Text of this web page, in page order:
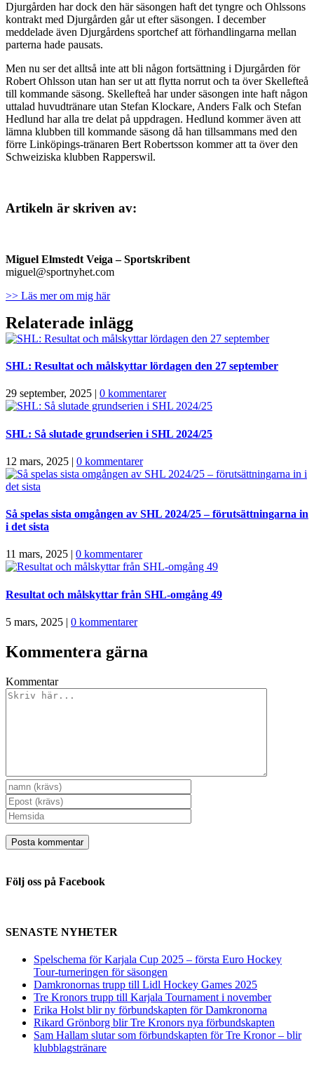
Djurgården har dock den här säsongen haft det tyngre och Ohlssons
kontrakt med Djurgården går ut efter säsongen. I december
meddelade även Djurgårdens sportchef att förhandlingarna mellan
parterna hade pausats.
Men nu ser det alltså inte att bli någon fortsättning i Djurgården för
Robert Ohlsson utan han ser ut att flytta norrut och ta över Skellefteå
till kommande säsong. Skellefteå har under säsongen inte haft någon
uttalad huvudtränare utan Stefan Klockare, Anders Falk och Stefan
Hedlund har alla tre delat på uppdragen. Hedlund kommer även att
lämna klubben till kommande säsong då han tillsammans med den
förre Linköpings-tränaren Bert Robertsson kommer att ta över den
Schweiziska klubben Rapperswil.
Artikeln är skriven av:
Miguel Elmstedt Veiga– Sportskribent
miguel@sportnyhet.com
>> Läs mer om mig här
Relaterade inlägg
SHL: Resultat och målskyttar lördagen den 27 september
29 september, 2025 | 0 kommentarer
SHL: Så slutade grundserien i SHL 2024/25
12 mars, 2025 | 0 kommentarer
Så spelas sista omgången av SHL 2024/25 – förutsättningarna in
i det sista
11 mars, 2025 0 kommentarer
Resultat och målskyttar från SHL-omgång 49
5 mars, 2025 | 0 kommentarer
Kommentera gärna
Kommentar
Följ oss på Facebook
SENASTE NYHETER
Spelschema för Karjala Cup 2025 – första Euro Hockey
Tour-turneringen för säsongen
Damkronornas trupp till Lidl Hockey Games 2025
Tre Kronors trupp till Karjala Tournament i november
Erika Holst blir ny förbundskapten för Damkronorna
Rikard Grönborg blir Tre Kronors nya förbundskapten
Sam Hallam slutar som förbundskapten för Tre Kronor – blir
klubblagstränare